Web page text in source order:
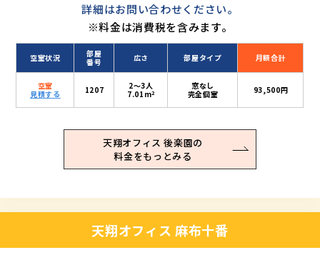
詳細はお問い合わせください。
※料金は消費税を含みます。
空室状況
部屋
番号
広さ 部屋タイプ 月額合計
空室
見積する
1207
2〜3人
7.01m2
窓なし
完全個室
93,500円
天翔オフィス 後楽園の
料金をもっとみる
天翔オフィス 麻布十番